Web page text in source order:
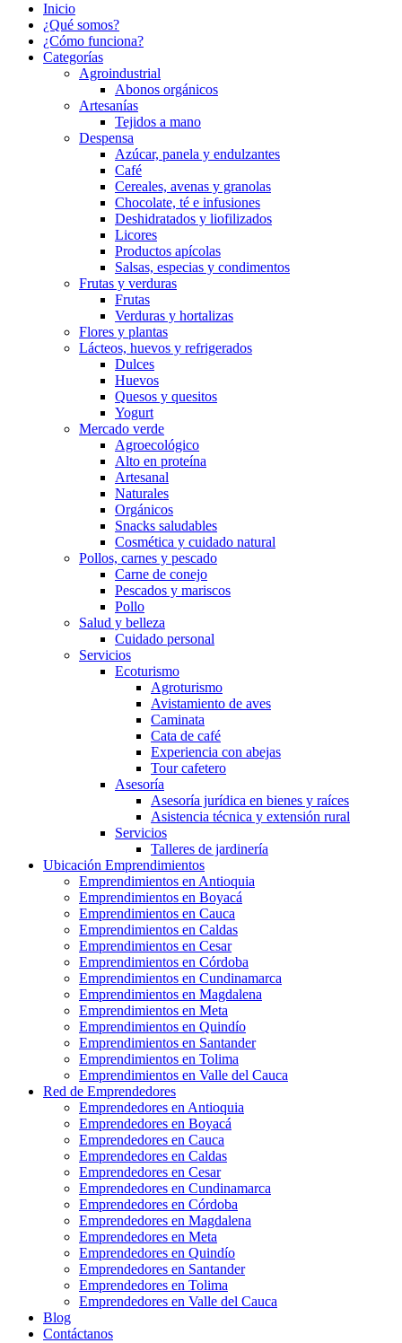
Inicio
¿Qué somos?
¿Cómo funciona?
Categorías
Agroindustrial
Abonos orgánicos
Artesanías
Tejidos a mano
Despensa
Azúcar, panela y endulzantes
Café
Cereales, avenas y granolas
Chocolate, té e infusiones
Deshidratados y liofilizados
Licores
Productos apícolas
Salsas, especias y condimentos
Frutas y verduras
Frutas
Verduras y hortalizas
Flores y plantas
Lácteos, huevos y refrigerados
Dulces
Huevos
Quesos y quesitos
Yogurt
Mercado verde
Agroecológico
Alto en proteína
Artesanal
Naturales
Orgánicos
Snacks saludables
Cosmética y cuidado natural
Pollos, carnes y pescado
Carne de conejo
Pescados y mariscos
Pollo
Salud y belleza
Cuidado personal
Servicios
Ecoturismo
Agroturismo
Avistamiento de aves
Caminata
Cata de café
Experiencia con abejas
Tour cafetero
Asesoría
Asesoría jurídica en bienes y raíces
Asistencia técnica y extensión rural
Servicios
Talleres de jardinería
Ubicación Emprendimientos
Emprendimientos en Antioquia
Emprendimientos en Boyacá
Emprendimientos en Cauca
Emprendimientos en Caldas
Emprendimientos en Cesar
Emprendimientos en Córdoba
Emprendimientos en Cundinamarca
Emprendimientos en Magdalena
Emprendimientos en Meta
Emprendimientos en Quindío
Emprendimientos en Santander
Emprendimientos en Tolima
Emprendimientos en Valle del Cauca
Red de Emprendedores
Emprendedores en Antioquia
Emprendedores en Boyacá
Emprendedores en Cauca
Emprendedores en Caldas
Emprendedores en Cesar
Emprendedores en Cundinamarca
Emprendedores en Córdoba
Emprendedores en Magdalena
Emprendedores en Meta
Emprendedores en Quindío
Emprendedores en Santander
Emprendedores en Tolima
Emprendedores en Valle del Cauca
Blog
Contáctanos